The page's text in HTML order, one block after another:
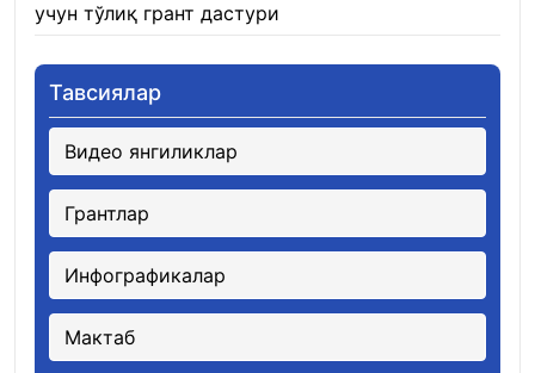
учун тўлиқ грант дастури
Тавсиялар
Видео янгиликлар
Грантлар
Инфографикалар
Мактаб